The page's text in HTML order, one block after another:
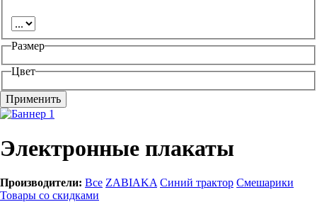
Размер
Цвет
Электронные плакаты
Производители: Все ZABIAKA Синий трактор Смешарики
Товары со скидками